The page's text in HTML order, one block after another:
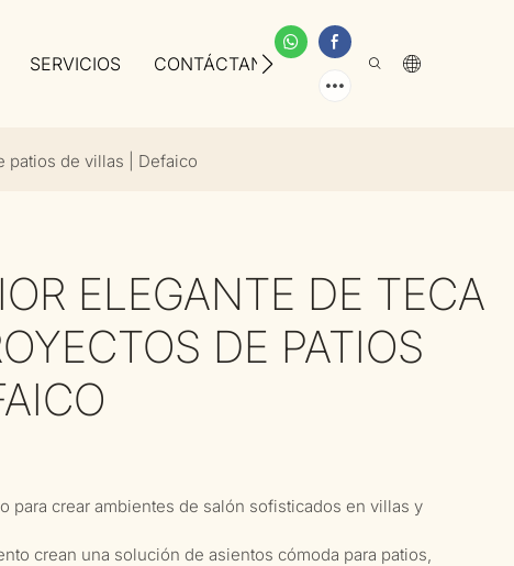
SERVICIOS CONTÁCTANOS SOBRE NOSOTROS
patios de villas | Defaico
ELEGANTE DE TECA
DE PATIOS
para crear ambientes de salón sofisticados en villas y
crean una solución de asientos cómoda para patios,